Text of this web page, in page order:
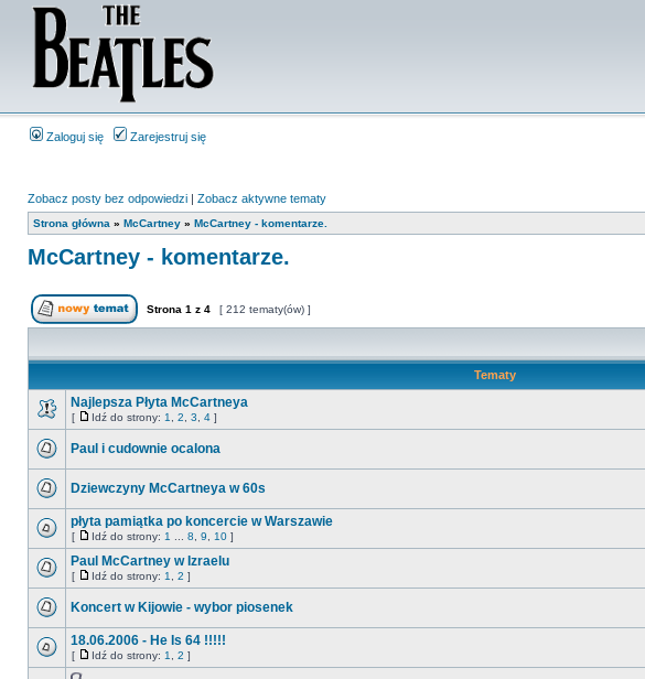
Zaloguj się Zarejestruj się
Zobacz posty bez odpowiedzi | Zobacz aktywne tematy
Strona główna » McCartney » McCartney - komentarze.
McCartney - komentarze.
Strona 1 z 4 [ 212 tematy(ów) ]
Tematy
Najlepsza Płyta McCartneya
[ Idź do strony: 1 2 3 4 ]
Paul i cudownie ocalona
Dziewczyny McCartneya w 60s
płyta pamiątka po koncercie w Warszawie
[ Idź do strony: 1 8 9 10 ]
Paul McCartney w Izraelu
[ Idź do strony: 1 2 ]
Koncert w Kijowie - wybor piosenek
18.06.2006 - He Is 64 !!!!!
[ Idź do strony: 1 2 ]